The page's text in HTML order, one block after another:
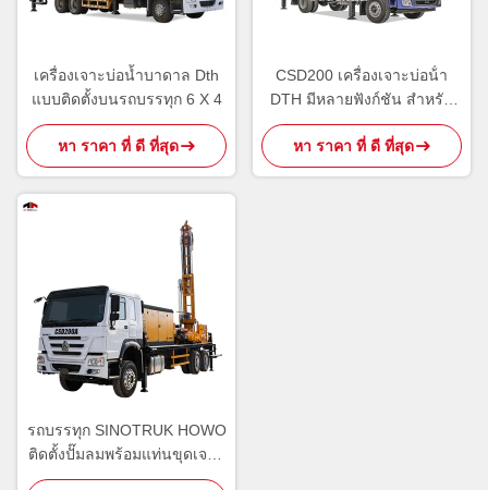
เครื่องเจาะบ่อน้ำบาดาล Dth
แบบติดตั้งบนรถบรรทุก 6 X 4
หา ราคา ที่ ดี ที่สุด
CSD200 เครื่องเจาะบ่อน้ํา
DTH มีหลายฟังก์ชัน สําหรับ
ความลึก 200
หา ราคา ที่ ดี ที่สุด
รถบรรทุก SINOTRUK HOWO
ติดตั้งปั๊มลมพร้อมแท่นขุดเจาะ
บ่อน้ำมันไฮดรอลิก